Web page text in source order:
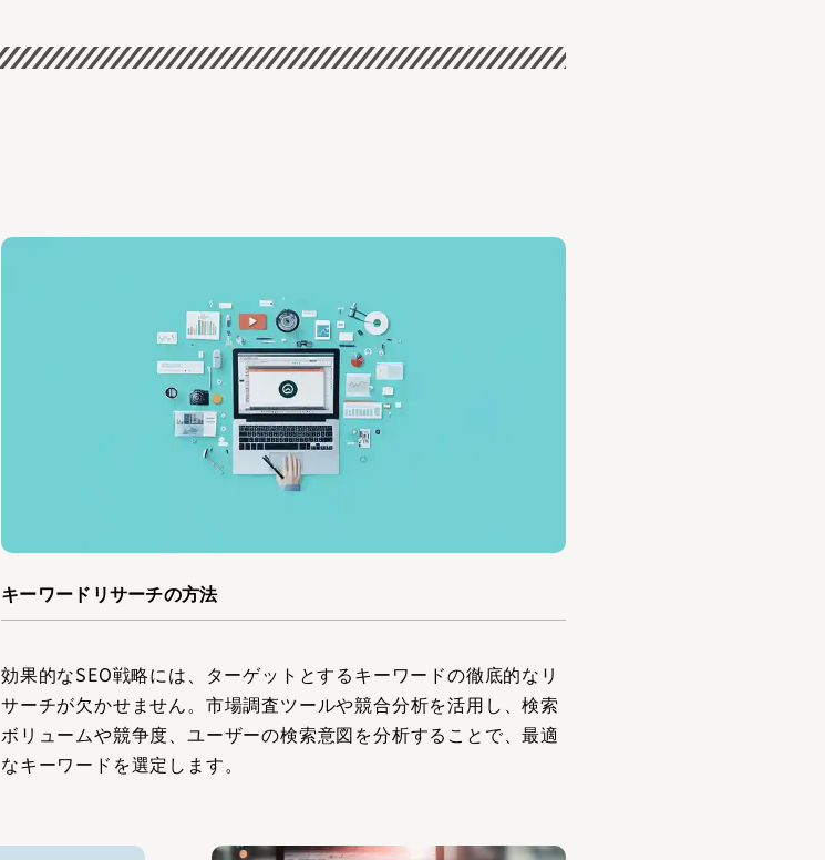
キーワードリサーチの方法
効果的なSEO戦略には、ターゲットとするキーワードの徹底的なリ
サーチが欠かせません。市場調査ツールや競合分析を活用し、検索
ボリュームや競争度、ユーザーの検索意図を分析することで、最適
なキーワードを選定します。